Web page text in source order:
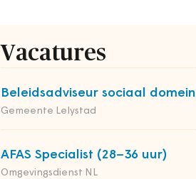
Vacatures
Beleidsadviseur sociaal domein
Gemeente Lelystad
AFAS Specialist (28–36 uur)
Omgevingsdienst NL